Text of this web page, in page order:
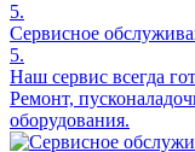
5.
Сервисное
5.
Наш сервис всегда
Ремонт,
оборудования.